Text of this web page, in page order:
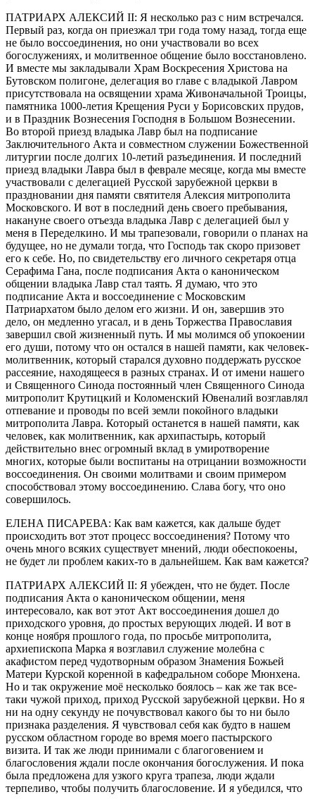
ПАТРИАРХ АЛЕКСИЙ II: Я несколько раз с ним встречался.
Первый раз, когда он приезжал три года тому назад, тогда еще
не было воссоединения, но они участвовали во всех
богослужениях, и молитвенное общение было восстановлено.
И вместе мы закладывали Храм Воскресения Христова на
Бутовском полигоне, делегация во главе с владыкой Лавром
присутствовала на освящении храма Живоначальной Троицы,
памятника 1000-летия Крещения Руси у Борисовских прудов,
и в Праздник Вознесения Господня в Большом Вознесении.
Во второй приезд владыка Лавр был на подписание
Заключительного Акта и совместном служении Божественной
литургии после долгих 10-летий разъединения. И последний
приезд владыки Лавра был в феврале месяце, когда мы вместе
участвовали с делегацией Русской зарубежной церкви в
праздновании дня памяти святителя Алексия митрополита
Московского. И вот в последний день своего пребывания,
накануне своего отъезда владыка Лавр с делегацией был у
меня в Переделкино. И мы трапезовали, говорили о планах на
будущее, но не думали тогда, что Господь так скоро призовет
его к себе. Но, по свидетельству его личного секретаря отца
Серафима Гана, после подписания Акта о каноническом
общении владыка Лавр стал таять. Я думаю, что это
подписание Акта и воссоединение с Московским
Патриархатом было делом его жизни. И он, завершив это
дело, он медленно угасал, и в день Торжества Православия
завершил свой жизненный путь. И мы молимся об упокоении
его души, потому что он остался в нашей памяти, как человек-
молитвенник, который старался духовно поддержать русское
рассеяние, находящееся в разных странах. И от имени нашего
и Священного Синода постоянный член Священного Синода
митрополит Крутицкий и Коломенский Ювеналий возглавлял
отпевание и проводы по всей земли покойного владыки
митрополита Лавра. Который останется в нашей памяти, как
человек, как молитвенник, как архипастырь, который
действительно внес огромный вклад в умиротворение
многих, которые были воспитаны на отрицании возможности
воссоединения. Он своими молитвами и своим примером
способствовал этому воссоединению. Слава богу, что оно
совершилось.
ЕЛЕНА ПИСАРЕВА: Как вам кажется, как дальше будет
происходить вот этот процесс воссоединения? Потому что
очень много всяких существует мнений, люди обеспокоены,
не будет ли проблем каких-то в дальнейшем. Как вам кажется?
ПАТРИАРХ АЛЕКСИЙ II: Я убежден, что не будет. После
подписания Акта о каноническом общении, меня
интересовало, как вот этот Акт воссоединения дошел до
приходского уровня, до простых верующих людей. И вот в
конце ноября прошлого года, по просьбе митрополита,
архиепископа Марка я возглавил служение молебна с
акафистом перед чудотворным образом Знамения Божьей
Матери Курской коренной в кафедральном соборе Мюнхена.
Но и так окружение моё несколько боялось – как же так все-
таки чужой приход, приход Русской зарубежной церкви. Но я
ни на одну секунду не почувствовал какого бы то ни было
признака разделения. Я чувствовал себя как будто в нашем
русском областном городе во время моего пастырского
визита. И так же люди принимали с благоговением и
благословения ждали после окончания богослужения. И пока
была предложена для узкого круга трапеза, люди ждали
терпеливо, чтобы получить благословение. И я убедился, что